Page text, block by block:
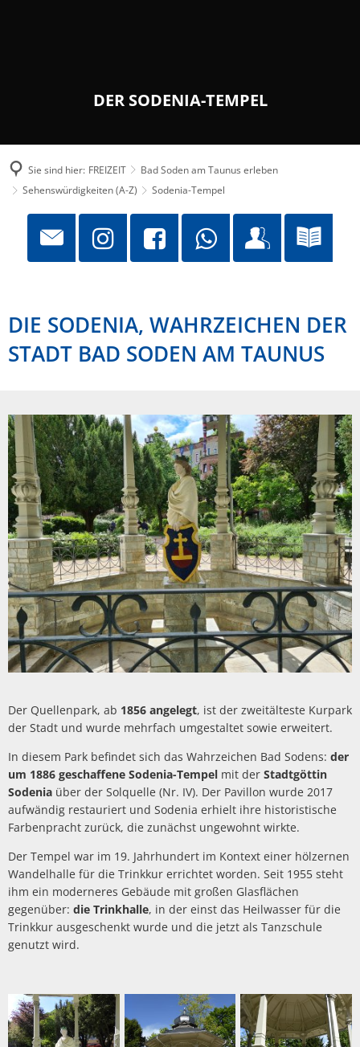
DER SODENIA-TEMPEL
Sie sind hier: FREIZEIT
Bad Soden am Taunus erleben
Sehenswürdigkeiten (A-Z)
Sodenia-Tempel
DIE SODENIA, WAHRZEICHEN DER
STADT BAD SODEN AM TAUNUS
Der Quellenpark, ab 1856 angelegt, ist der zweitälteste Kurpark
der Stadt und wurde mehrfach umgestaltet sowie erweitert.
In diesem Park befindet sich das Wahrzeichen Bad Sodens: der
um 1886 geschaffene Sodenia-Tempel mit der Stadtgöttin
Sodenia über der Solquelle (Nr. IV). Der Pavillon wurde 2017
aufwändig restauriert und Sodenia erhielt ihre historistische
Farbenpracht zurück, die zunächst ungewohnt wirkte.
Der Tempel war im 19. Jahrhundert im Kontext einer hölzernen
Wandelhalle für die Trinkkur errichtet worden. Seit 1955 steht
ihm ein moderneres Gebäude mit großen Glasflächen
gegenüber: die Trinkhalle, in der einst das Heilwasser für die
Trinkkur ausgeschenkt wurde und die jetzt als Tanzschule
genutzt wird.